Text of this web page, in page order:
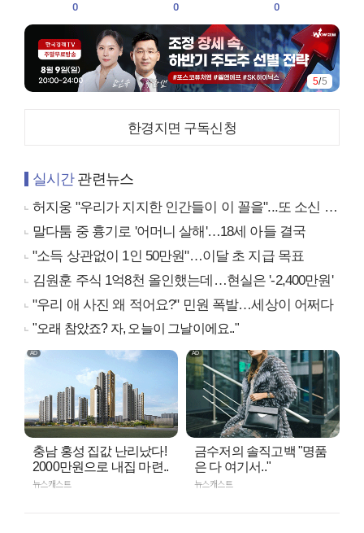
0
0
0
5/5
한경지면 구독신청
실시간관련뉴스
허지웅 "우리가 지지한 인간들이 이 꼴을"...또 소신 발언
말다툼 중 흉기로 '어머니 살해'…18세 아들 결국
"소득 상관없이 1인 50만원"…이달 초 지급 목표
김원훈 주식 1억8천 올인했는데…현실은 '-2,400만원'
"우리 애 사진 왜 적어요?" 민원 폭발…세상이 어쩌다
"오래 참았죠? 자, 오늘이 그날이에요.."
충남 홍성 집값 난리났다!
2000만원으로 내집 마련..
뉴스캐스트
금수저의 솔직고백 "명품
은 다 여기서.."
뉴스캐스트